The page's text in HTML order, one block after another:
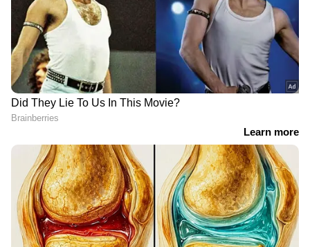
RECOMMENDED STORIES
'അമ്മ വിളി' പ്രശ്നം; മാപ്പ്
പറയാൻ തയ്യാറെന്ന് ദിയ
കൃഷ്ണ, പക്ഷേ ആ ഒരു
കാര്യത്തിൽ മാത്രം
അന്നയാൾ ബ്ലേഡ് കൊണ്ട്
കീറി ! ചിലർ കടിക്കും,
മാന്തും, ഒരിക്കലും മറക്കില്ല
ഞാൻ; 25 വർഷത്തെ